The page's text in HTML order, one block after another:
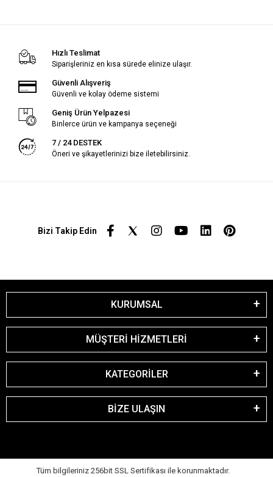
Hızlı Teslimat
Siparişleriniz en kısa sürede elinize ulaşır.
Güvenli Alışveriş
Güvenli ve kolay ödeme sistemi
Geniş Ürün Yelpazesi
Binlerce ürün ve kampanya seçeneği
7 / 24 DESTEK
Öneri ve şikayetlerinizi bize iletebilirsiniz.
Bizi Takip Edin
KURUMSAL
MÜŞTERİ HİZMETLERİ
KATEGORİLER
BİZE ULAŞIN
Tüm bilgileriniz 256bit SSL Sertifikası ile korunmaktadır.